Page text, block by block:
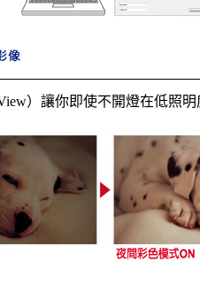
）讓你即使不開燈在低照